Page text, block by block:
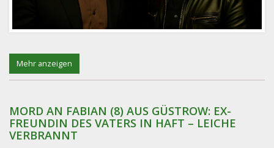
Mehr anzeigen
MORD AN FABIAN (8) AUS GÜSTROW: EX-
FREUNDIN DES VATERS IN HAFT – LEICHE
VERBRANNT